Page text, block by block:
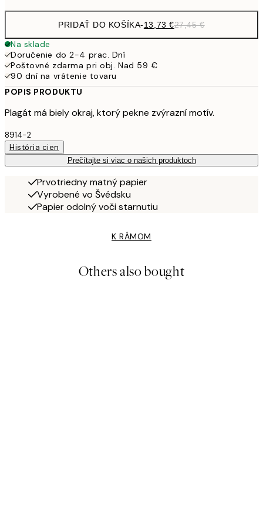
PRIDAŤ DO KOŠÍKA-13,73 €27,45 €
Na sklade
Doručenie do 2-4 prac. Dní
Poštovné zdarma pri obj. Nad 59 €
90 dní na vrátenie tovaru
POPIS PRODUKTU
Plagát má biely okraj, ktorý pekne zvýrazní motív.
8914-2
História cien
Prečítajte si viac o našich produktoch
Prvotriedny matný papier
Vyrobené vo Švédsku
Papier odolný voči starnutiu
K RÁMOM
Others also bought